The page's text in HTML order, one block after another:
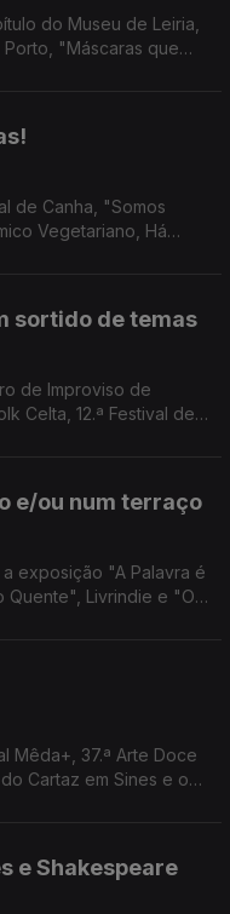
do Museu de Leiria,
"Máscaras que
de Canha, "Somos
Vegetariano, Há
sortido de temas
de Improviso de
Celta, 12.ª Festival de
e/ou num terraço
exposição "A Palavra é
Quente", Livrindie e "O
Mêda+, 37.ª Arte Doce
Cartaz em Sines e o
e Shakespeare